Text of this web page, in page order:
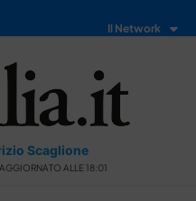
Il Network
Scaglione
ALLE 18:01